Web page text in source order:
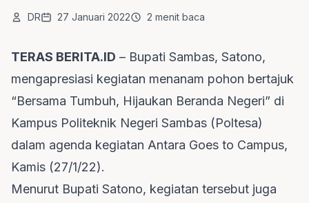
DR 27 Januari 2022 2 menit baca
TERAS BERITA.ID – Bupati Sambas, Satono,
mengapresiasi kegiatan menanam pohon bertajuk
“Bersama Tumbuh, Hijaukan Beranda Negeri” di
Kampus Politeknik Negeri Sambas (Poltesa)
dalam agenda kegiatan Antara Goes to Campus,
Kamis (27/1/22).
Menurut Bupati Satono, kegiatan tersebut juga